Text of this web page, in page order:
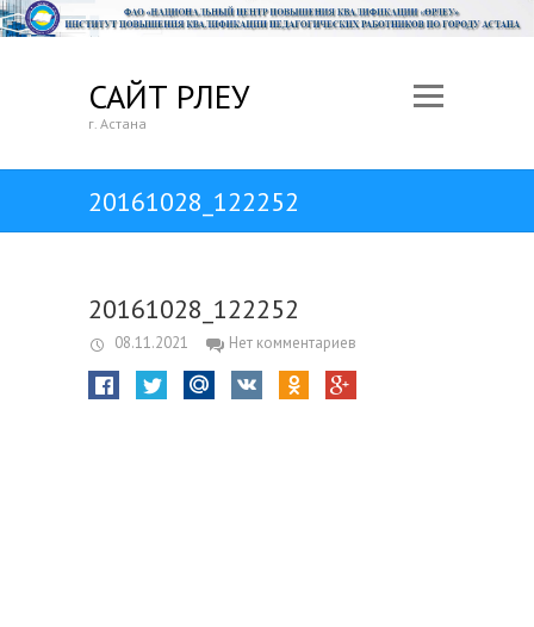
САЙТ ӨРЛЕУ
г. Астана
20161028_122252
20161028_122252
08.11.2021 Нет комментариев